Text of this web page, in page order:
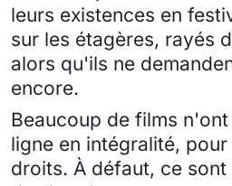
leurs existences en
sur les étagères, rayés
alors qu'ils ne
encore.
Beaucoup de films
ligne en intégralité,
droits. À défaut, ce